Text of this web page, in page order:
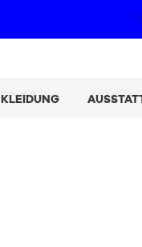
Bezahl deine Einkäufe
KLEIDUNG